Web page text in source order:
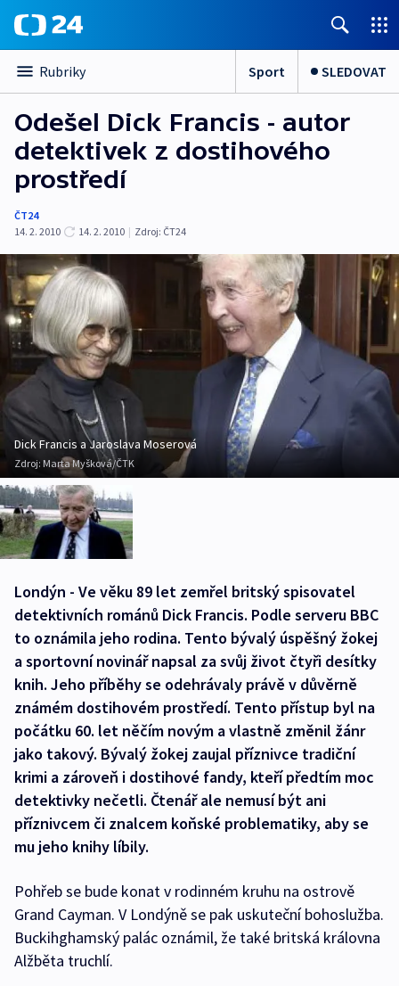
Rubriky Sport SLEDOVAT
Odešel Dick Francis - autor
detektivek z dostihového
prostředí
ČT24
14. 2. 2010
14. 2. 2010 | Zdroj: ČT24
Dick Francis a Jaroslava Moserová
Zdroj: Marta Myšková/ČTK
Londýn - Ve věku 89 let zemřel britský spisovatel
detektivních románů Dick Francis. Podle serveru BBC
to oznámila jeho rodina. Tento bývalý úspěšný žokej
a sportovní novinář napsal za svůj život čtyři desítky
knih. Jeho příběhy se odehrávaly právě v důvěrně
známém dostihovém prostředí. Tento přístup byl na
počátku 60. let něčím novým a vlastně změnil žánr
jako takový. Bývalý žokej zaujal příznivce tradiční
krimi a zároveň i dostihové fandy, kteří předtím moc
detektivky nečetli. Čtenář ale nemusí být ani
příznivcem či znalcem koňské problematiky, aby se
mu jeho knihy líbily.
Pohřeb se bude konat v rodinném kruhu na ostrově
Grand Cayman. V Londýně se pak uskuteční bohoslužba.
Buckihghamský palác oznámil, že také britská královna
Alžběta truchlí.